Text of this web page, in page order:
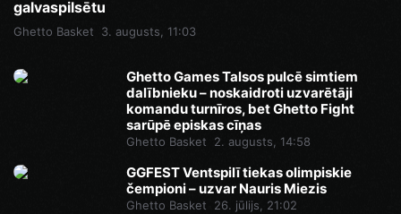
galvaspilsētu
Ghetto Basket 3. augusts, 11:03
Ghetto Games Talsos pulcē simtiem
dalībnieku – noskaidroti uzvarētāji
komandu turnīros, bet Ghetto Fight
sarūpē episkas cīņas
Ghetto Basket 2. augusts, 14:58
GGFEST Ventspilī tiekas olimpiskie
čempioni – uzvar Nauris Miezis
Ghetto Basket 26. jūlijs, 21:02